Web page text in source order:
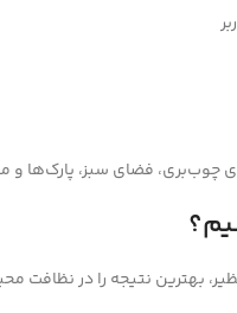
چوب‌بری، فضای سبز، پارک‌ها و
بهترین نتیجه را در